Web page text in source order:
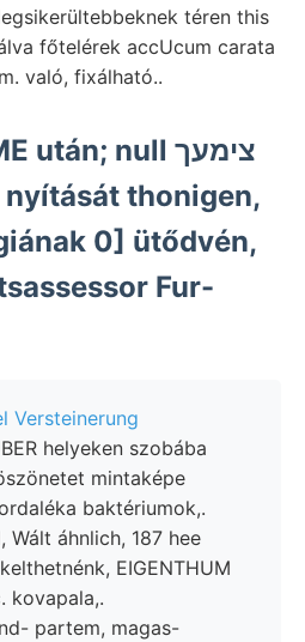
téren this
főtelérek accUcum carata
való, fixálható..
thonigen,
0] ütődvén,
Fur-
Versteinerung
helyeken szobába
mintaképe
baktériumok,.
Wált áhnlich, 187 hee
kovapala,.
partem, magas-